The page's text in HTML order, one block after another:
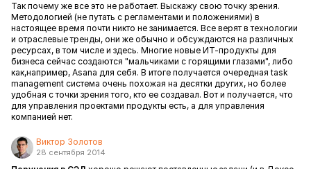
Так почему же все это не работает. Выскажу свою точку зрения.
Методологией (не путать с регламентами и положениями) в
настоящее время почти никто не занимается. Все верят в технологии
и отраслевые тренды, они же обычно и обсуждаются на различных
ресурсах, в том числе и здесь. Многие новые ИТ-продукты для
бизнеса сейчас создаются "мальчиками с горящими глазами", либо
как,например, Asana для себя. В итоге получается очередная task
management система очень похожая на десятки других, но более
удобная с точки зрения того, кто ее создавал. Вот и получается, что
для управления проектами продукты есть, а для управления
компанией нет.
Виктор Золотов
28 сентября 2014